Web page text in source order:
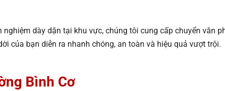
dày dặn tại khu vực, chúng tôi cung cấp chuyển văn
của bạn diễn ra nhanh chóng, an toàn và hiệu quả vượt trội.
Bình Cơ